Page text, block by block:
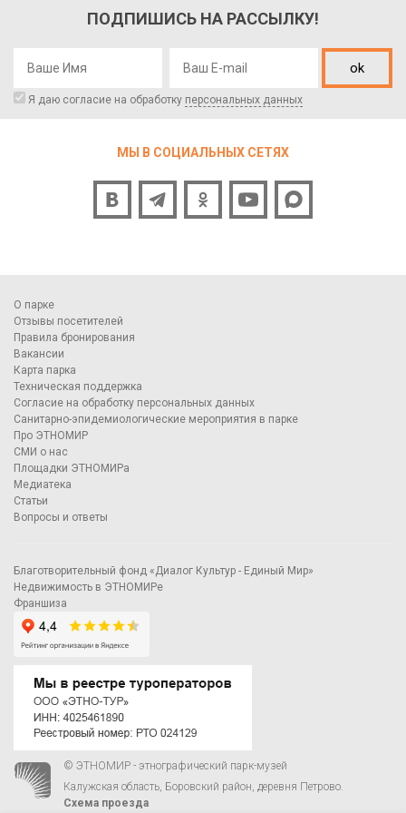
ПОДПИШИСЬ НА РАССЫЛКУ!
ok
Я даю согласие на обработку персональных данных
МЫ В СОЦИАЛЬНЫХ СЕТЯХ
О парке
Отзывы посетителей
Правила бронирования
Вакансии
Карта парка
Техническая поддержка
Согласие на обработку персональных данных
Санитарно-эпидемиологические мероприятия в парке
Про ЭТНОМИР
СМИ о нас
Площадки ЭТНОМИРа
Медиатека
Статьи
Вопросы и ответы
Благотворительный фонд «Диалог Культур - Единый Мир»
Недвижимость в ЭТНОМИРе
Франшиза
© ЭТНОМИР - этнографический парк-музей
Калужская область, Боровский район, деревня Петрово.
Схема проезда